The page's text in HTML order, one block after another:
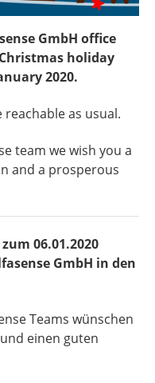
GmbH office
holiday
2020.
reachable as usual.
team we wish you a
and a prosperous
06.01.2020
GmbH in den
Teams wünschen
einen guten